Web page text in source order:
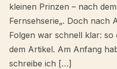
kleinen Prinzen – nach
Fernsehserie„. Doch nach
Folgen war schnell klar:
dem Artikel. Am Anfang
schreibe ich […]